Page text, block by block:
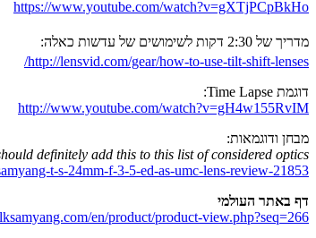
https://www.youtube.com/watch?v=gXTjPCpBkHo
מדריך של 2:30 דקות לשימושים של עדשות כאלה:
http://lensvid.com/gear/how-to-use-tilt-shift-lenses/
דוגמת Time Lapse:
http://www.youtube.com/watch?v=gH4w155RvIM
מבחן ודוגמאות:
definitely add this to this list of considered optics
t-s-24mm-f-3-5-ed-as-umc-lens-review-21853
דף באתר העולמי
en/product/product-view.php?seq=266